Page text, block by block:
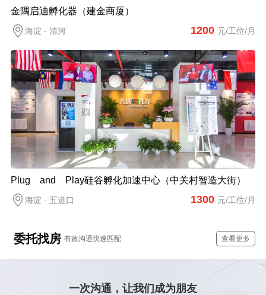
金隅启迪孵化器（建金商厦）
海淀 - 清河 1200 元/工位/月
Plug and Play硅谷孵化加速中心（中关村智造大街）
海淀 - 五道口 1300 元/工位/月
委托找房 有效沟通快速匹配 查看更多
一次沟通，让我们成为朋友